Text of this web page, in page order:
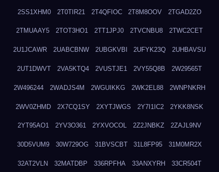
2SS1XHM0 2T0TIR21 2T4QFIOC 2T8M8OOV 2TGAD2ZO
2TMUAAY5 2TOT3HO1 2TT1JPJ0 2TVCNBU8 2TWC2CET
2U1JCAWR 2UABCBNW 2UBGKVBI 2UFYK23Q 2UHBAVSU
2UT1DWVT 2VA5KTQ4 2VUSTJE1 2VY55Q8B 2W29565T
2W496244 2WADJS4M 2WGUIKKG 2WK2EL88 2WNPNKRH
2WV0ZHMD 2X7CQ1SY 2XYTJWGS 2Y7I1IC2 2YKK8NSK
2YT95AO1 2YV3O361 2YXVOCOL 2Z2JNBKZ 2ZAJL9NV
30D5VUM9 30W729OG 31BVSCBT 31L8FP95 31M0MR2X
32AT2VLN 32MATDBP 336RPFHA 33ANXYRH 33CR504T